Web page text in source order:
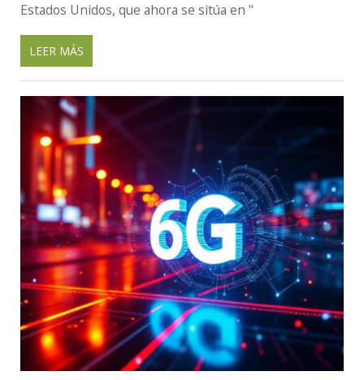
Estados Unidos, que ahora se sitúa en "
LEER MÁS